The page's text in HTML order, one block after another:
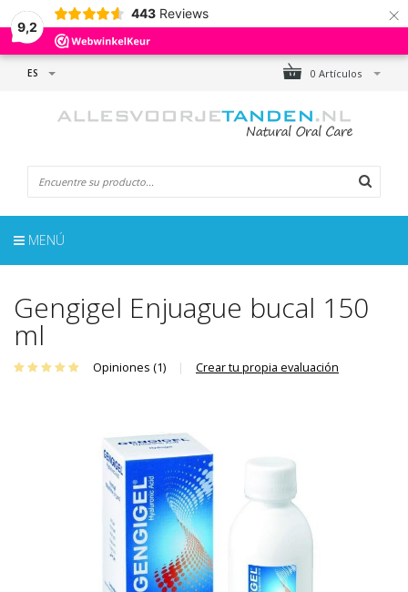
9,2
443 Reviews ×
0 Artículos
ES
MENÚ
Gengigel Enjuague bucal 150
ml
Opiniones (1) | Crear tu propia evaluación